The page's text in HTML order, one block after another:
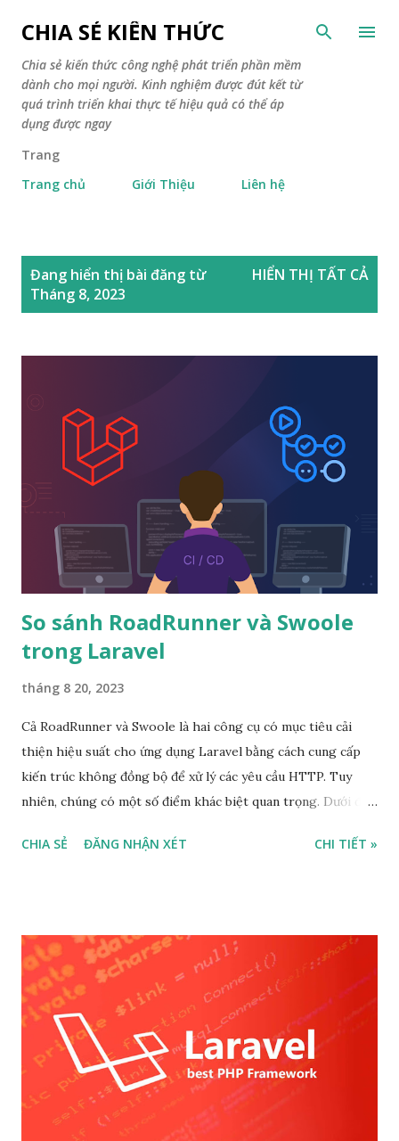
Chuyển đến nội dung chính
CHIA SẺ KIẾN THỨC
Chia sẻ kiến thức công nghệ phát triển phần mềm
dành cho mọi người. Kinh nghiệm được đút kết từ
quá trình triển khai thực tế hiệu quả có thể áp
dụng được ngay
Trang
Trang chủ
Giới Thiệu Liên hệ
Đang hiển thị bài đăng từ
Tháng 8, 2023
HIỂN THỊ TẤT CẢ
So sánh RoadRunner và Swoole
trong Laravel
tháng 8 20, 2023
Cả RoadRunner và Swoole là hai công cụ có mục tiêu cải
thiện hiệu suất cho ứng dụng Laravel bằng cách cung cấp
kiến trúc không đồng bộ để xử lý các yêu cầu HTTP. Tuy
nhiên, chúng có một số điểm khác biệt quan trọng. Dưới đây
chúng trong Laravel: 1. Kiến Trúc và Hỗ Trợ Laravel:
Swoole, được gọi là "laravel/swoole". Swoole giúp ứng dụng
xử lý đồng thời nhiều yêu cầu mà không cần tạo ra các quy
trình PHP mới. RoadRunner : Là một máy chủ ứng dụng PHP
đa tiến trình và hỗ trợ Laravel thông qua gói phụ thuộc
"spiral/roadrunner-laravel". RoadRunner tương tự như
Swoole, nhưng nó sử dụng một tiến trình chính để quản lý
các công nhân xử lý yêu cầu. 2. Hiệu Suất và Tiết Kiệm Tài
Nguyên: Swoole : Do Swoole được xây dựng riêng biệt như
CHIA SẺ ĐĂNG NHẬN XÉT CHI TIẾT »